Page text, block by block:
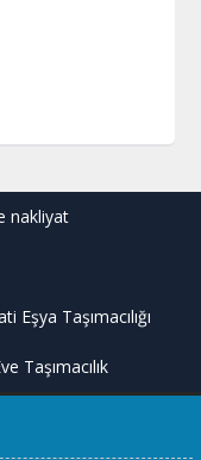
nakliyat
Eşya Taşımacılığı
Taşımacılık